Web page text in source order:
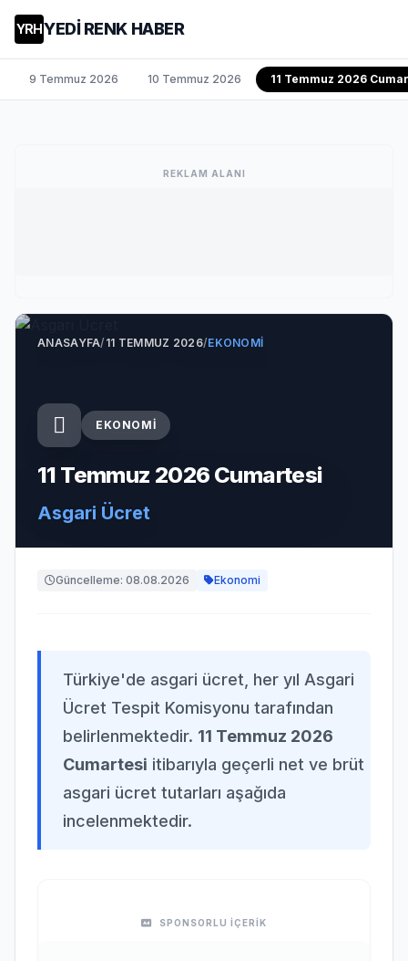
YRHYEDİ RENK HABER
9 Temmuz 2026 10 Temmuz 2026 11 Temmuz 2026
REKLAM ALANI
ANASAYFA/11 TEMMUZ 2026/EKONOMI
EKONOMI
11 Temmuz 2026 Cumartesi
Asgari Ücret
Güncelleme: 08.08.2026 Ekonomi
Türkiye'de asgari ücret, her yıl Asgari
Ücret Tespit Komisyonu tarafından
belirlenmektedir. 11 Temmuz 2026
Cumartesi itibarıyla geçerli net ve brüt
asgari ücret tutarları aşağıda
incelenmektedir.
SPONSORLU İÇERİK